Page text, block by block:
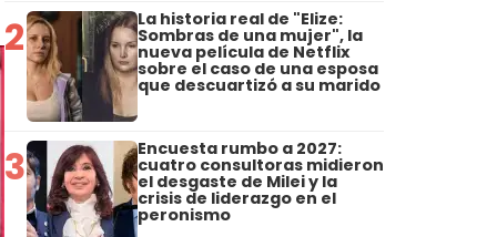
2 La historia real de "Elize:
Sombras de una mujer", la
nueva película de Netflix
sobre el caso de una esposa
que descuartizó a su marido
3 Encuesta rumbo a 2027:
cuatro consultoras midieron
el desgaste de Milei y la
crisis de liderazgo en el
peronismo